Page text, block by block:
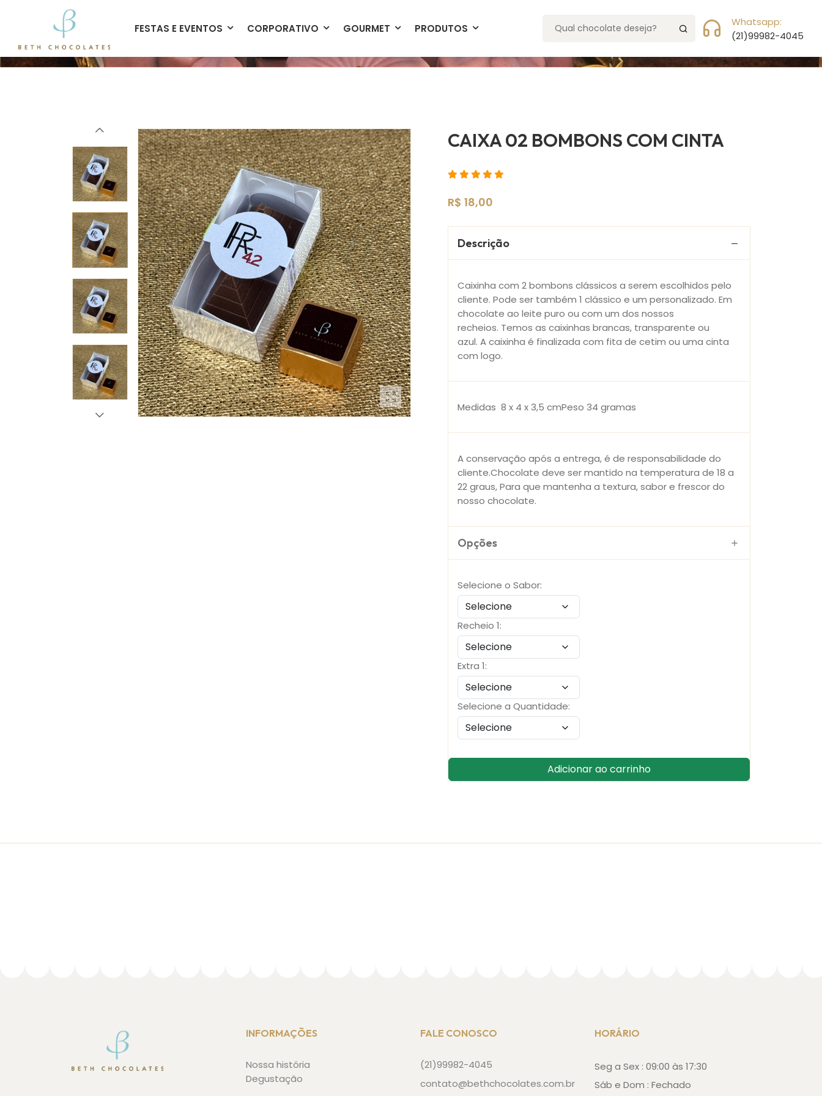
contato@bethchocolates.com.br
FESTAS E EVENTOS
CORPORATIVO GOURMET PRODUTOS
Whatsapp:
(21)99982-4045
CAIXA 02 BOMBONS COM CINTA
R$ 18,00
Descrição
Caixinha com 2 bombons clássicos a serem escolhidos pelo
cliente. Pode ser também 1 clássico e um personalizado. Em
chocolate ao leite puro ou com um dos nossos
recheios. Temos as caixinhas brancas, transparente ou
azul. A caixinha é finalizada com fita de cetim ou uma cinta
com logo.
Medidas 8 x 4 x 3,5 cmPeso 34 gramas
A conservação após a entrega, é de responsabilidade do
cliente.Chocolate deve ser mantido na temperatura de 18 a
22 graus, Para que mantenha a textura, sabor e frescor do
nosso chocolate.
Opções
Selecione o Sabor:
Recheio 1:
Extra 1:
Selecione a Quantidade:
Adicionar ao carrinho
INFORMAÇÕES
Nossa história
Degustação
FALE CONOSCO
(21)99982-4045
contato@bethchocolates.com.br
HORÁRIO
Seg a Sex : 09:00 às 17:30
Sáb e Dom : Fechado